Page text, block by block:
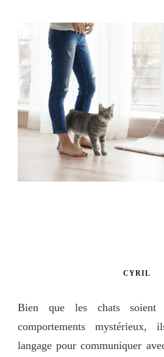
CYRIL
Bien que les chats soient
comportements
langage pour communiquer